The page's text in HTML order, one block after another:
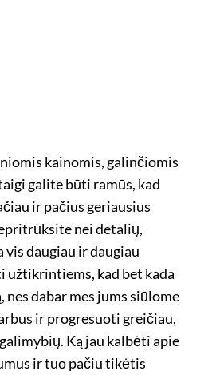
kainomis, galinčiomis
galite būti ramūs, kad
ir pačius geriausius
nei detalių,
daugiau ir daugiau
užtikrintiems, kad bet kada
dabar mes jums siūlome
ir progresuoti greičiau,
Ką jau kalbėti apie
ir tuo pačiu tikėtis